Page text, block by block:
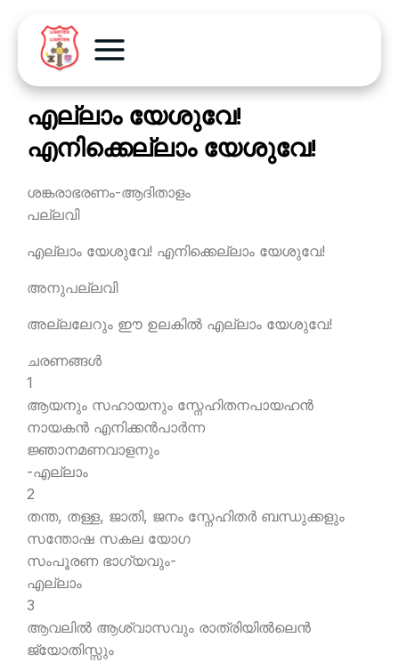
എല്ലാം യേശുവേ!
എനിക്കെല്ലാം യേശുവേ!
ശങ്കരാഭരണം-ആദിതാളം
പല്ലവി
എല്ലാം യേശുവേ! എനിക്കെല്ലാം യേശുവേ!
അനുപല്ലവി
അല്ലലേറും ഈ ഉലകില്‍ എല്ലാം യേശുവേ!
ചരണങ്ങള്‍
1
ആയനും സഹായനും സ്നേഹിതനപായഹന്‍
നായകന്‍ എനിക്കന്‍പാര്‍ന്ന
ജ്ഞാനമണവാളനും
-എല്ലാം
2
തന്ത, തള്ള, ജാതി, ജനം സ്നേഹിതര്‍ ബന്ധുക്കളും
സന്തോഷ സകല യോഗ
സംപൂരണ ഭാഗ്യവും-
എല്ലാം
3
ആവലില്‍ ആശ്വാസവും രാത്രിയില്‍ലെന്‍
ജ്യോതിസ്സും